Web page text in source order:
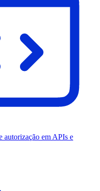
autorização em APIs e